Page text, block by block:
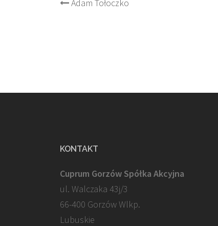
Post
Adam Tołoczko
KONTAKT
Cuprum Gorzów Spółka Akcyjna
ul. Walczaka 43j/3
66-400 Gorzów Wlkp.
Lubuskie